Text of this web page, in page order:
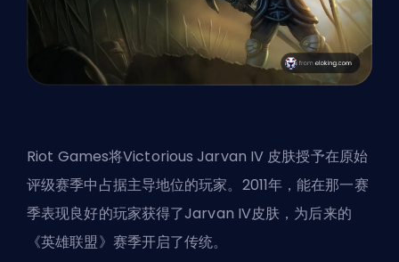
Riot Games将Victorious Jarvan IV 皮肤授予在原始
评级赛季中占据主导地位的玩家。2011年，能在那一赛
季表现良好的玩家获得了Jarvan IV皮肤，为后来的
《英雄联盟》赛季开启了传统。